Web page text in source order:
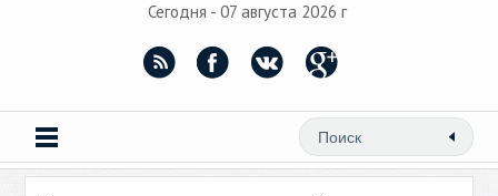
Сегодня - 07 августа 2026 г